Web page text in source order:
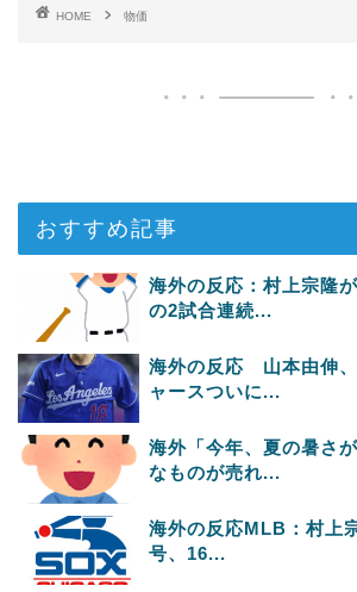
HOME 物価
おすすめ記事
海外の反応：村上宗隆
の2試合連続...
海外の反応 山本由伸
ャースついに...
海外「今年、夏の暑さ
なものが売れ...
海外の反応MLB：村上
号、16...